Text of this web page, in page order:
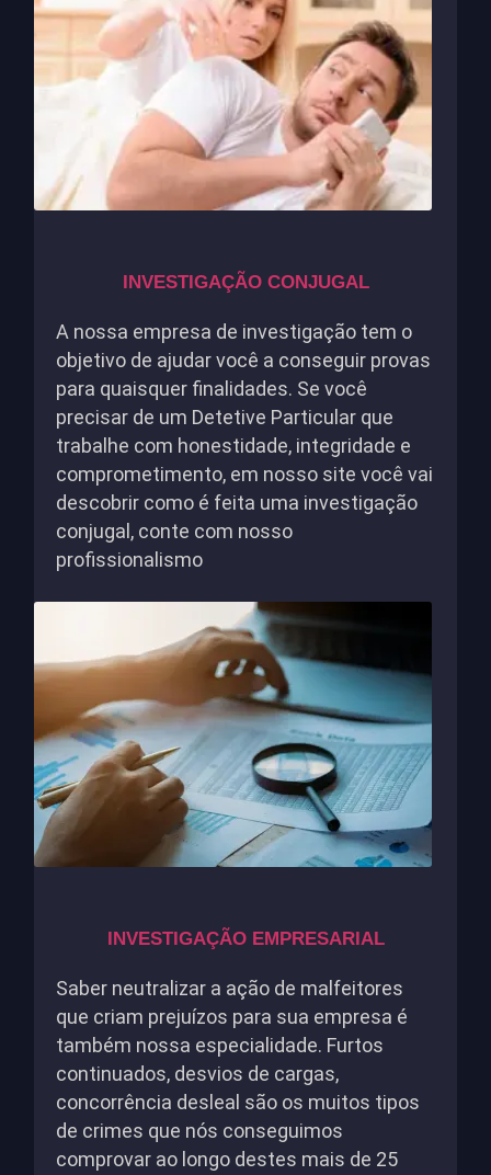
INVESTIGAÇÃO CONJUGAL
A nossa empresa de investigação tem o
objetivo de ajudar você a conseguir provas
para quaisquer finalidades. Se você
precisar de um Detetive Particular que
trabalhe com honestidade, integridade e
comprometimento, em nosso site você vai
descobrir como é feita uma investigação
conjugal, conte com nosso
profissionalismo
INVESTIGAÇÃO EMPRESARIAL
Saber neutralizar a ação de malfeitores
que criam prejuízos para sua empresa é
também nossa especialidade. Furtos
continuados, desvios de cargas,
concorrência desleal são os muitos tipos
de crimes que nós conseguimos
comprovar ao longo destes mais de 25